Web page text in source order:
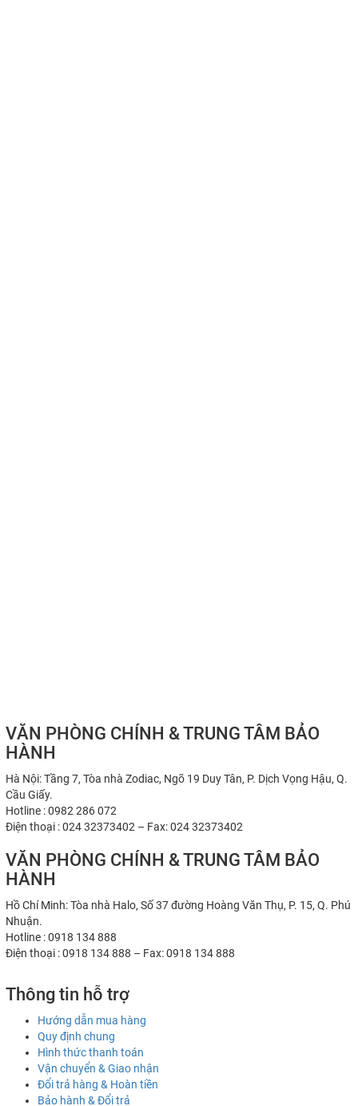
VĂN PHÒNG CHÍNH & TRUNG TÂM BẢO
HÀNH
Hà Nội: Tầng 7, Tòa nhà Zodiac, Ngõ 19 Duy Tân, P. Dịch Vọng Hậu, Q.
Cầu Giấy.
Hotline : 0982 286 072
Điện thoại : 024 32373402 – Fax: 024 32373402
VĂN PHÒNG CHÍNH & TRUNG TÂM BẢO
HÀNH
Hồ Chí Minh: Tòa nhà Halo, Số 37 đường Hoàng Văn Thụ, P. 15, Q. Phú
Nhuận.
Hotline : 0918 134 888
Điện thoại : 0918 134 888 – Fax: 0918 134 888
Thông tin hỗ trợ
Hướng dẫn mua hàng
Quy định chung
Hình thức thanh toán
Vận chuyển & Giao nhận
Đổi trả hàng & Hoàn tiền
Bảo hành & Đổi trả